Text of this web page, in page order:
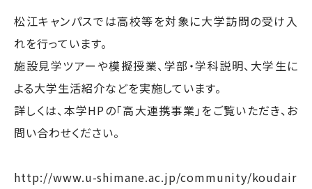
松江キャンパスでは高校等を対象に大学訪問の受け入
れを行っています。
施設見学ツアーや模擬授業、学部・学科説明、大学生に
よる大学生活紹介などを実施しています。
詳しくは、本学HPの「高大連携事業」をご覧いただき、お
問い合わせください。
http://www.u-shimane.ac.jp/community/koudair